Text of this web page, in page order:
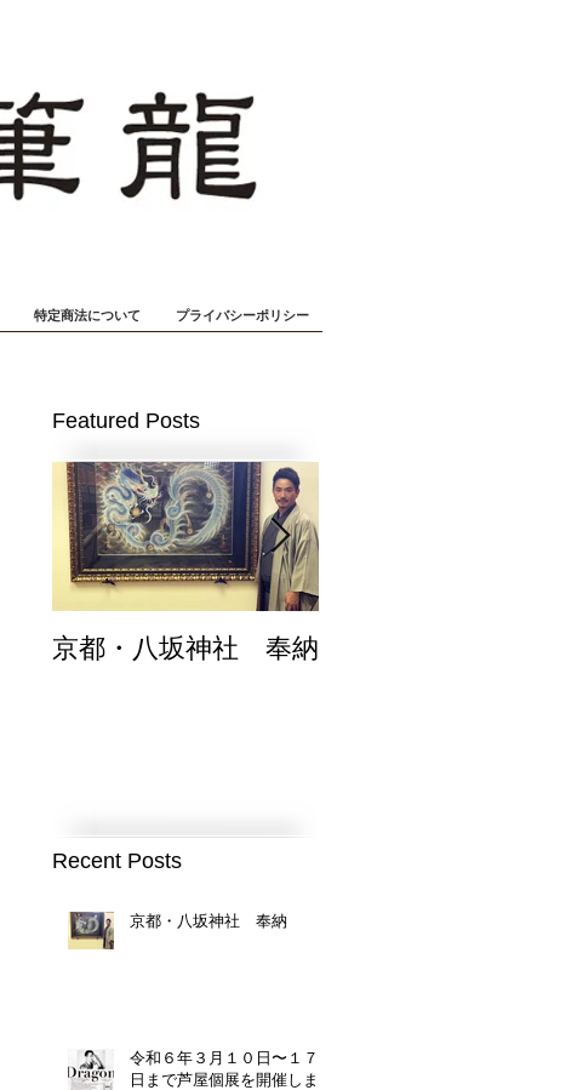
特定商法について プライバシーポリシー
Featured Posts
京都・八坂神社 奉納
Recent Posts
京都・八坂神社 奉納
令和６年３月１０日〜１７
日まで芦屋個展を開催しま